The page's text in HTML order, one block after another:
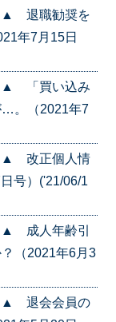
▲ 退職勧奨を
年7月15日
▲ 「買い込み
…。（2021年7
▲ 改正個人情
号）('21/06/1
▲ 成人年齢引
（2021年6月3
▲ 退会会員の